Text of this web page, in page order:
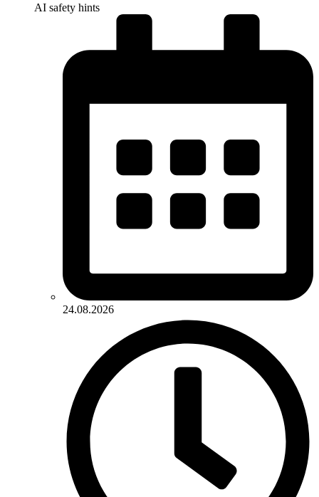
AI safety hints
24.08.2026